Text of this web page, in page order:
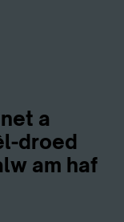
a
droed
am haf